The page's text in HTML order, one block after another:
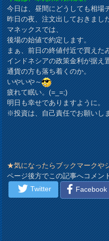
今日は、昼間にどうしても相場
昨日の夜、注文出しておきまし
マネックスでは、
後場の始値で約定します。
まぁ、前日の終値付近で買えた
インドネシアの政策金利が据え
通貨の方も落ち着くのか。
いやいや～
疲れて眠い。(=_=;)
明日も幸せでありますように。
※投資は、自己責任でお願いし
★気になったらブックマークや
ページ後方でこの記事へコメン
Twitter
Facebook